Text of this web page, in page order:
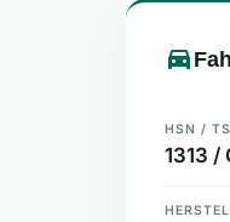
HSN /
1313 /